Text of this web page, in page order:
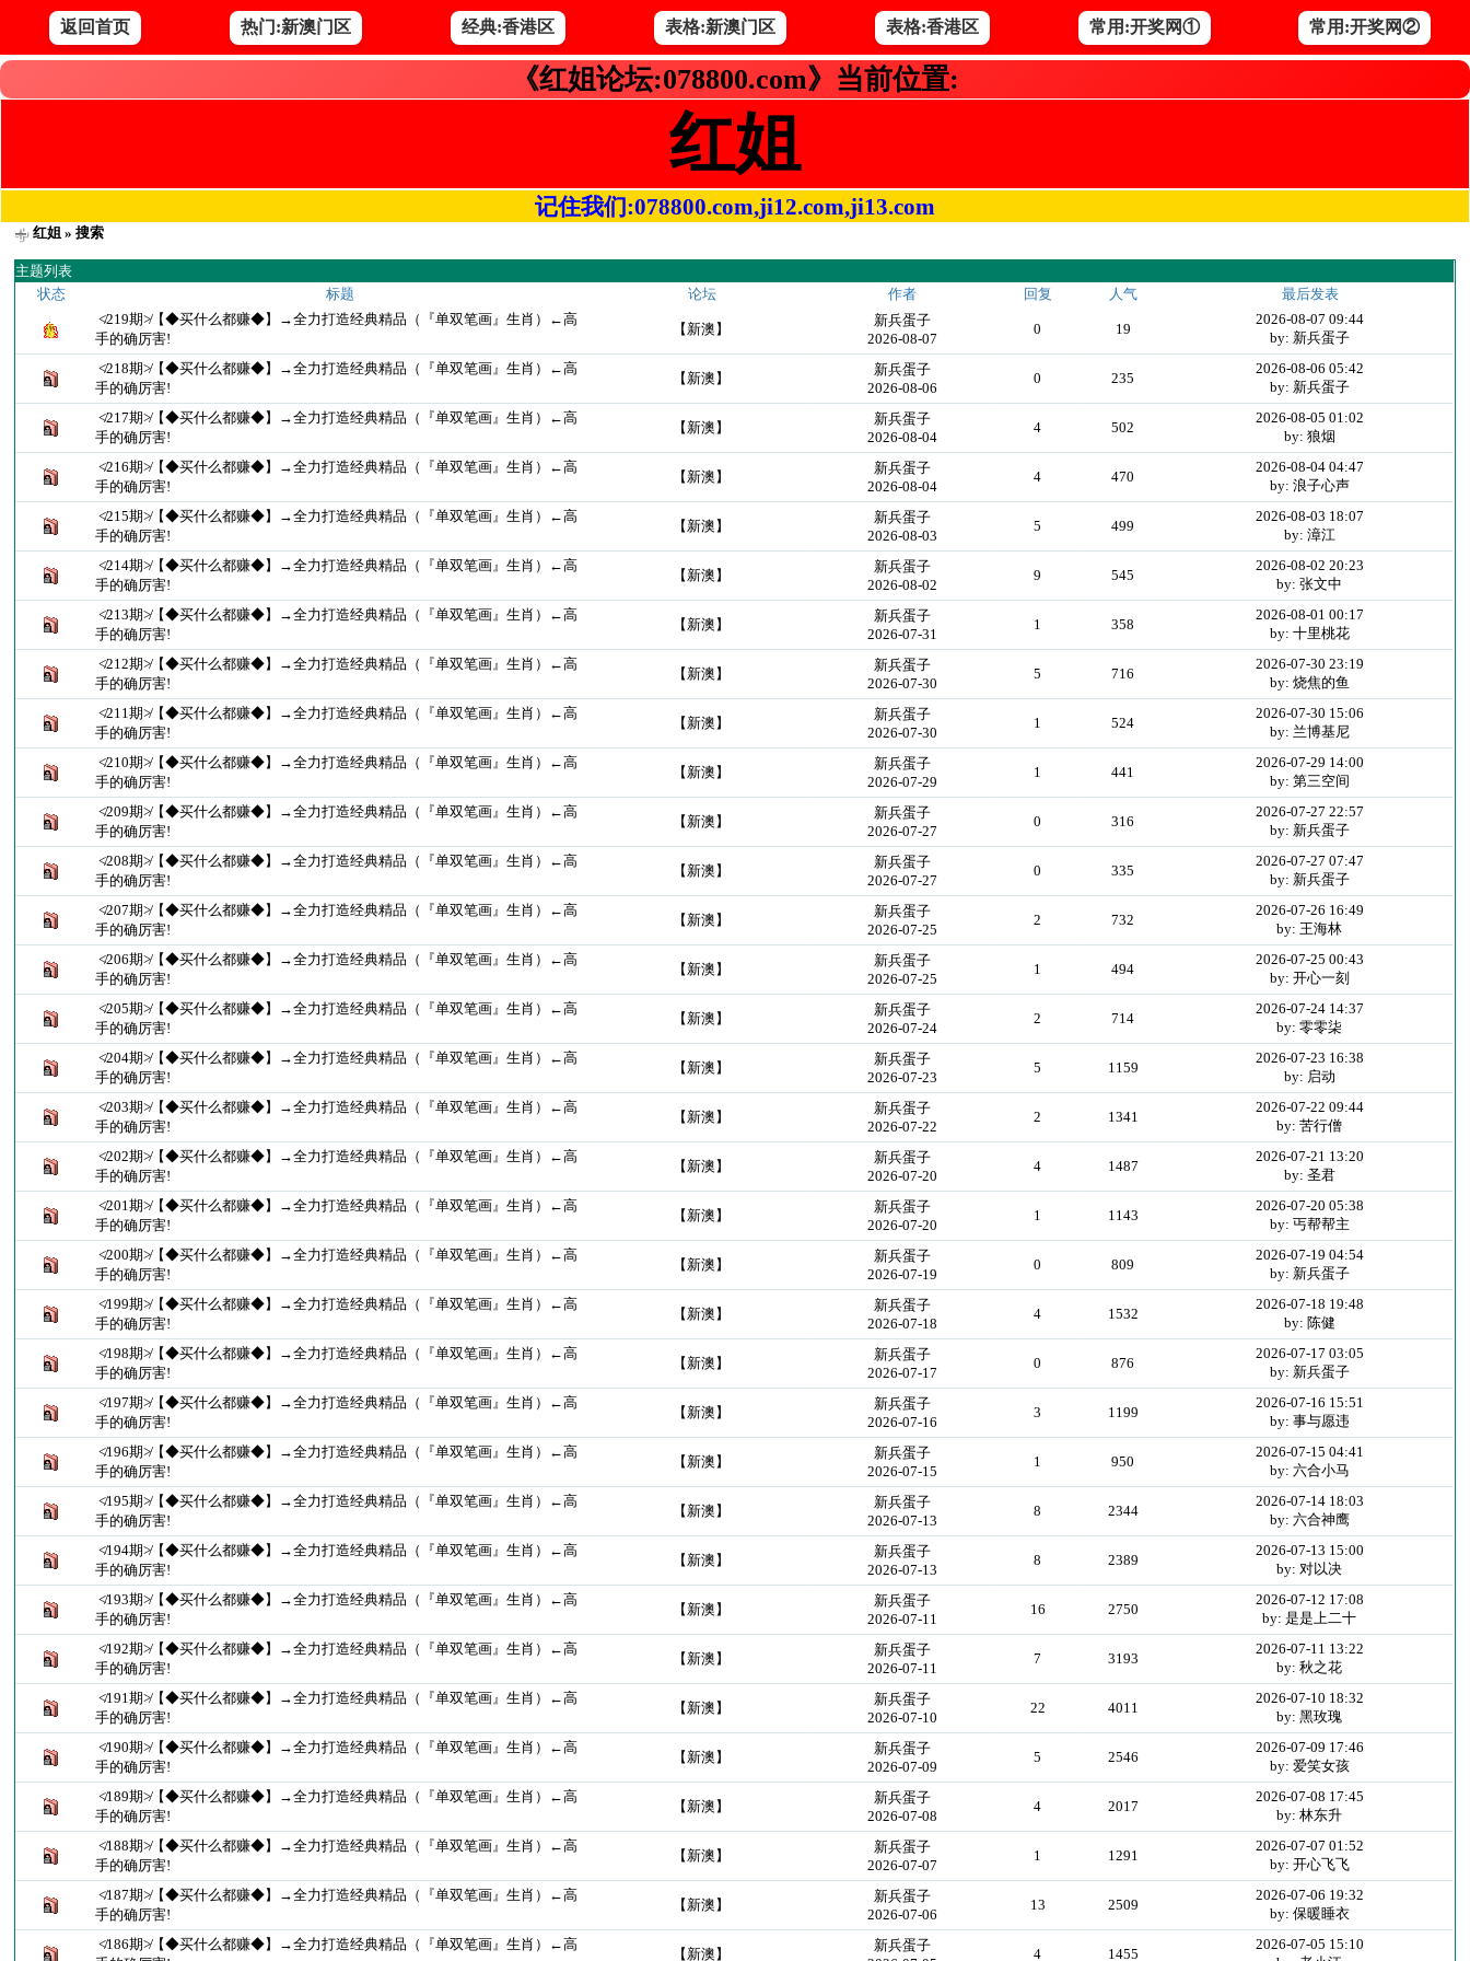
返回首页 热门:新澳门区 经典:香港区 表格:新澳门区 表格:香港区 常用:开奖网① 常用:开奖网②
《红姐论坛:078800.com》当前位置:
红姐
记住我们:078800.com,ji12.com,ji13.com
红姐 » 搜索
主题列表
状态
标题 论坛 作者 回复 人气
最后发表
≮219期≯【◆买什么都赚◆】→全力打造经典精品（『单双笔画』生肖）←高
手的确厉害!
【新澳】
新兵蛋子
2026-08-07
0 19
2026-08-07 09:44
by: 新兵蛋子
≮218期≯【◆买什么都赚◆】→全力打造经典精品（『单双笔画』生肖）←高
手的确厉害!
【新澳】
新兵蛋子
2026-08-06
0 235
2026-08-06 05:42
by: 新兵蛋子
≮217期≯【◆买什么都赚◆】→全力打造经典精品（『单双笔画』生肖）←高
手的确厉害!
【新澳】
新兵蛋子
2026-08-04
4 502
2026-08-05 01:02
by: 狼烟
≮216期≯【◆买什么都赚◆】→全力打造经典精品（『单双笔画』生肖）←高
手的确厉害!
【新澳】
新兵蛋子
2026-08-04
4 470
2026-08-04 04:47
by: 浪子心声
≮215期≯【◆买什么都赚◆】→全力打造经典精品（『单双笔画』生肖）←高
手的确厉害!
【新澳】
新兵蛋子
2026-08-03
5 499
2026-08-03 18:07
by: 漳江
≮214期≯【◆买什么都赚◆】→全力打造经典精品（『单双笔画』生肖）←高
手的确厉害!
【新澳】
新兵蛋子
2026-08-02
9 545
2026-08-02 20:23
by: 张文中
≮213期≯【◆买什么都赚◆】→全力打造经典精品（『单双笔画』生肖）←高
手的确厉害!
【新澳】
新兵蛋子
2026-07-31
1 358
2026-08-01 00:17
by: 十里桃花
≮212期≯【◆买什么都赚◆】→全力打造经典精品（『单双笔画』生肖）←高
手的确厉害!
【新澳】
新兵蛋子
2026-07-30
5 716
2026-07-30 23:19
by: 烧焦的鱼
≮211期≯【◆买什么都赚◆】→全力打造经典精品（『单双笔画』生肖）←高
手的确厉害!
【新澳】
新兵蛋子
2026-07-30
1 524
2026-07-30 15:06
by: 兰博基尼
≮210期≯【◆买什么都赚◆】→全力打造经典精品（『单双笔画』生肖）←高
手的确厉害!
【新澳】
新兵蛋子
2026-07-29
1 441
2026-07-29 14:00
by: 第三空间
≮209期≯【◆买什么都赚◆】→全力打造经典精品（『单双笔画』生肖）←高
手的确厉害!
【新澳】
新兵蛋子
2026-07-27
0 316
2026-07-27 22:57
by: 新兵蛋子
≮208期≯【◆买什么都赚◆】→全力打造经典精品（『单双笔画』生肖）←高
手的确厉害!
【新澳】
新兵蛋子
2026-07-27
0 335
2026-07-27 07:47
by: 新兵蛋子
≮207期≯【◆买什么都赚◆】→全力打造经典精品（『单双笔画』生肖）←高
手的确厉害!
【新澳】
新兵蛋子
2026-07-25
2 732
2026-07-26 16:49
by: 王海林
≮206期≯【◆买什么都赚◆】→全力打造经典精品（『单双笔画』生肖）←高
手的确厉害!
【新澳】
新兵蛋子
2026-07-25
1 494
2026-07-25 00:43
by: 开心一刻
≮205期≯【◆买什么都赚◆】→全力打造经典精品（『单双笔画』生肖）←高
手的确厉害!
【新澳】
新兵蛋子
2026-07-24
2 714
2026-07-24 14:37
by: 零零柒
≮204期≯【◆买什么都赚◆】→全力打造经典精品（『单双笔画』生肖）←高
手的确厉害!
【新澳】
新兵蛋子
2026-07-23
5 1159
2026-07-23 16:38
by: 启动
≮203期≯【◆买什么都赚◆】→全力打造经典精品（『单双笔画』生肖）←高
手的确厉害!
【新澳】
新兵蛋子
2026-07-22
2 1341
2026-07-22 09:44
by: 苦行僧
≮202期≯【◆买什么都赚◆】→全力打造经典精品（『单双笔画』生肖）←高
手的确厉害!
【新澳】
新兵蛋子
2026-07-20
4 1487
2026-07-21 13:20
by: 圣君
≮201期≯【◆买什么都赚◆】→全力打造经典精品（『单双笔画』生肖）←高
手的确厉害!
【新澳】
新兵蛋子
2026-07-20
1 1143
2026-07-20 05:38
by: 丐帮帮主
≮200期≯【◆买什么都赚◆】→全力打造经典精品（『单双笔画』生肖）←高
手的确厉害!
【新澳】
新兵蛋子
2026-07-19
0 809
2026-07-19 04:54
by: 新兵蛋子
≮199期≯【◆买什么都赚◆】→全力打造经典精品（『单双笔画』生肖）←高
手的确厉害!
【新澳】
新兵蛋子
2026-07-18
4 1532
2026-07-18 19:48
by: 陈健
≮198期≯【◆买什么都赚◆】→全力打造经典精品（『单双笔画』生肖）←高
手的确厉害!
【新澳】
新兵蛋子
2026-07-17
0 876
2026-07-17 03:05
by: 新兵蛋子
≮197期≯【◆买什么都赚◆】→全力打造经典精品（『单双笔画』生肖）←高
手的确厉害!
【新澳】
新兵蛋子
2026-07-16
3 1199
2026-07-16 15:51
by: 事与愿违
≮196期≯【◆买什么都赚◆】→全力打造经典精品（『单双笔画』生肖）←高
手的确厉害!
【新澳】
新兵蛋子
2026-07-15
1 950
2026-07-15 04:41
by: 六合小马
≮195期≯【◆买什么都赚◆】→全力打造经典精品（『单双笔画』生肖）←高
手的确厉害!
【新澳】
新兵蛋子
2026-07-13
8 2344
2026-07-14 18:03
by: 六合神鹰
≮194期≯【◆买什么都赚◆】→全力打造经典精品（『单双笔画』生肖）←高
手的确厉害!
【新澳】
新兵蛋子
2026-07-13
8 2389
2026-07-13 15:00
by: 对以决
≮193期≯【◆买什么都赚◆】→全力打造经典精品（『单双笔画』生肖）←高
手的确厉害!
【新澳】
新兵蛋子
2026-07-11
16 2750
2026-07-12 17:08
by: 是是上二十
≮192期≯【◆买什么都赚◆】→全力打造经典精品（『单双笔画』生肖）←高
手的确厉害!
【新澳】
新兵蛋子
2026-07-11
7 3193
2026-07-11 13:22
by: 秋之花
≮191期≯【◆买什么都赚◆】→全力打造经典精品（『单双笔画』生肖）←高
手的确厉害!
【新澳】
新兵蛋子
2026-07-10
22 4011
2026-07-10 18:32
by: 黑玫瑰
≮190期≯【◆买什么都赚◆】→全力打造经典精品（『单双笔画』生肖）←高
手的确厉害!
【新澳】
新兵蛋子
2026-07-09
5 2546
2026-07-09 17:46
by: 爱笑女孩
≮189期≯【◆买什么都赚◆】→全力打造经典精品（『单双笔画』生肖）←高
手的确厉害!
【新澳】
新兵蛋子
2026-07-08
4 2017
2026-07-08 17:45
by: 林东升
≮188期≯【◆买什么都赚◆】→全力打造经典精品（『单双笔画』生肖）←高
手的确厉害!
【新澳】
新兵蛋子
2026-07-07
1 1291
2026-07-07 01:52
by: 开心飞飞
≮187期≯【◆买什么都赚◆】→全力打造经典精品（『单双笔画』生肖）←高
手的确厉害!
【新澳】
新兵蛋子
2026-07-06
13 2509
2026-07-06 19:32
by: 保暖睡衣
≮186期≯【◆买什么都赚◆】→全力打造经典精品（『单双笔画』生肖）←高
【新澳】
新兵蛋子
4 1455
2026-07-05 15:10